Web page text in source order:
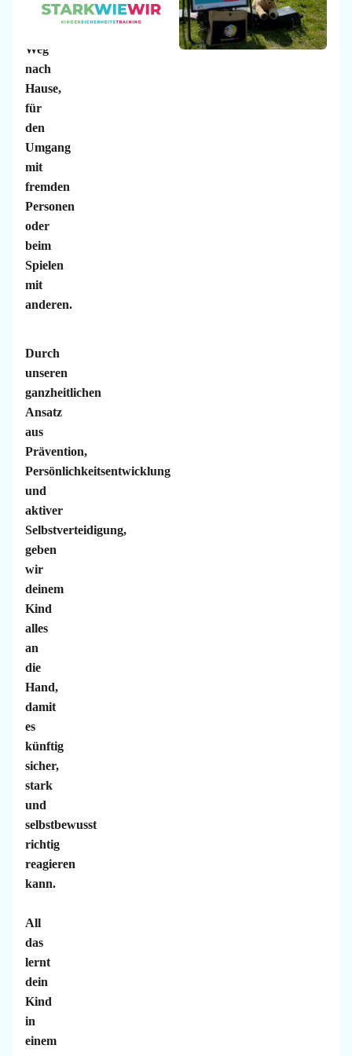
Weg
nach
Hause,
für
den
Umgang
mit
fremden
Personen
oder
beim
Spielen
mit
anderen.
Durch
unseren
ganzheitlichen
Ansatz
aus
Prävention,
Persönlichkeitsentwicklung
und
aktiver
Selbstverteidigung,
geben
wir
deinem
Kind
alles
an
die
Hand,
damit
es
künftig
sicher,
stark
und
selbstbewusst
richtig
reagieren
kann.
All
das
lernt
dein
Kind
in
einem